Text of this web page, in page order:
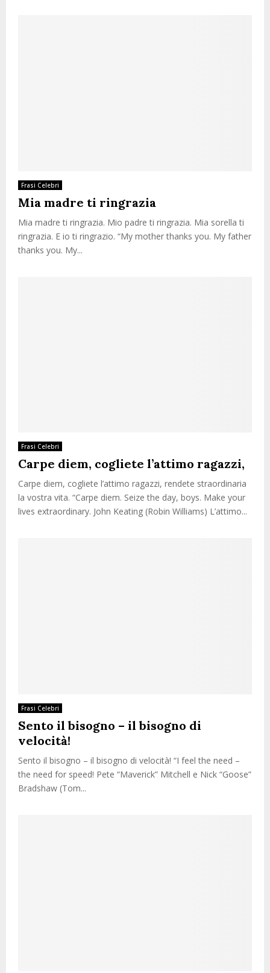
Frasi Celebri
Mia madre ti ringrazia
Mia madre ti ringrazia. Mio padre ti ringrazia. Mia sorella ti
ringrazia. E io ti ringrazio. “My mother thanks you. My father
thanks you. My...
Frasi Celebri
Carpe diem, cogliete l’attimo ragazzi,
Carpe diem, cogliete l’attimo ragazzi, rendete straordinaria
la vostra vita. “Carpe diem. Seize the day, boys. Make your
lives extraordinary. John Keating (Robin Williams) L’attimo...
Frasi Celebri
Sento il bisogno – il bisogno di
velocità!
Sento il bisogno – il bisogno di velocità! “I feel the need –
the need for speed! Pete “Maverick” Mitchell e Nick “Goose”
Bradshaw (Tom...